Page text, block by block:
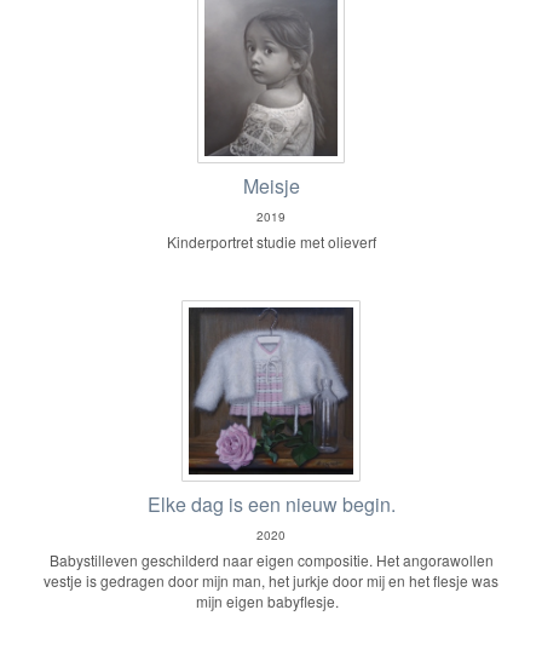
Meisje
2019
Kinderportret studie met olieverf
Elke dag is een nieuw begin.
2020
Babystilleven geschilderd naar eigen compositie. Het angorawollen
vestje is gedragen door mijn man, het jurkje door mij en het flesje was
mijn eigen babyflesje.